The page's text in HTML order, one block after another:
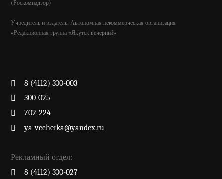
(Роскомнадзор)
Учредитель и издатель: Автономная некоммерческая организация
«Редакционная группа «Якутск вечерний»
8 (4112) 300-003
300-025
702-224
ya-vecherka@yandex.ru
Рекламный отдел:
8 (4112) 300-027